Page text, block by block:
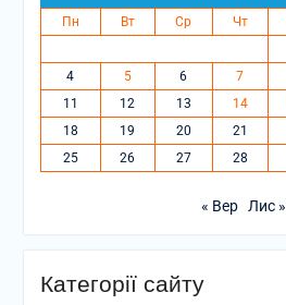
Пн Вт Ср Чт
4
5 6 7
11
12 13 14
18
19 20 21
25
26 27 28
« Вер Лис »
Категорії сайту